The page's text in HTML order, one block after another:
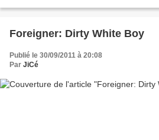
Foreigner: Dirty White Boy
Publié le 30/09/2011 à 20:08
Par JiCé